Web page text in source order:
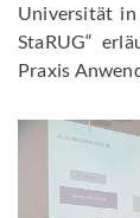
Universität
StaRUG“
Praxis